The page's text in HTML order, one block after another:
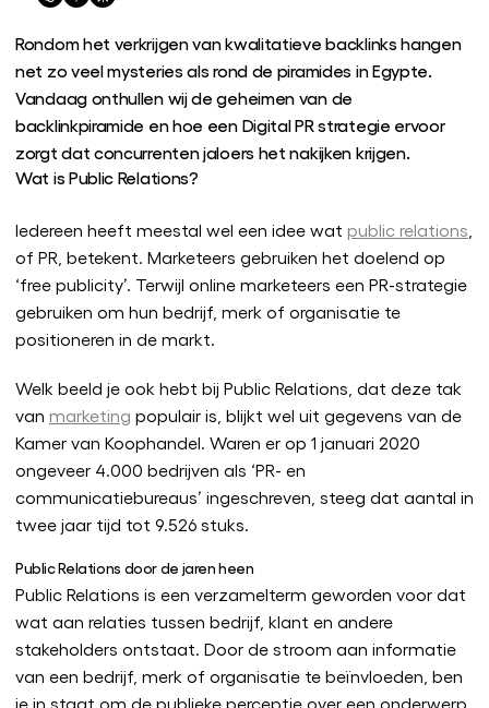
Rondom het verkrijgen van kwalitatieve backlinks hangen
net zo veel mysteries als rond de piramides in Egypte.
Vandaag onthullen wij de geheimen van de
backlinkpiramide en hoe een Digital PR strategie ervoor
zorgt dat concurrenten jaloers het nakijken krijgen.
Wat is Public Relations?
Iedereen heeft meestal wel een idee wat public relations
of PR, betekent. Marketeers gebruiken het doelend op
‘free publicity’. Terwijl online marketeers een PR-strategie
gebruiken om hun bedrijf, merk of organisatie te
positioneren in de markt.
Welk beeld je ook hebt bij Public Relations, dat deze tak
van marketing populair is, blijkt wel uit gegevens van de
Kamer van Koophandel. Waren er op 1 januari 2020
ongeveer 4.000 bedrijven als ‘PR- en
communicatiebureaus’ ingeschreven, steeg dat aantal in
twee jaar tijd tot 9.526 stuks.
Public Relations door de jaren heen
Public Relations is een verzamelterm geworden voor dat
wat aan relaties tussen bedrijf, klant en andere
stakeholders ontstaat. Door de stroom aan informatie
van een bedrijf, merk of organisatie te beïnvloeden, ben
je in staat om de publieke perceptie over een onderwerp